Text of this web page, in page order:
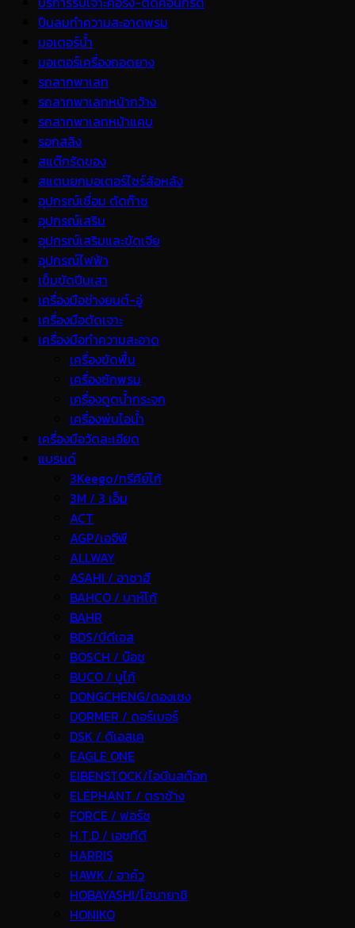
ปืนลมทำความสะอาดพรม
มอเตอร์น้ำ
มอเตอร์เครื่องถอดยาง
รถลากพาเลท
รถลากพาเลทหน้ากว้าง
รถลากพาเลทหน้าแคบ
รอกสลิง
สแต๊กรัดของ
สแตนยกมอเตอร์ไซร์ล้อหลัง
อุปกรณ์เชื่อม ตัดก๊าซ
อุปกรณ์เสริม
อุปกรณ์เสริมและขัดเจีย
อุปกรณ์ไฟฟ้า
เข็มขัดปีนเสา
เครื่องมือช่างยนต์-อู่
เครื่องมือตัดเจาะ
เครื่องมือทำความสะอาด
เครื่องขัดพื้น
เครื่องซักพรม
เครื่องดูดน้ำกระจก
เครื่องพ่นไอน้ำ
เครื่องมือวัดละเอียด
แบรนด์
3Keego/ทรีคีย์โก้
3M / 3 เอ็ม
ACT
AGP/เอจีพี
ALLWAY
ASAHI / อาซาฮี
BAHCO / บาห์โก้
BAHR
BDS/บีดีเอส
BOSCH / บ๊อช
BUCO / บูโก้
DONGCHENG/ดองเชง
DORMER / ดอร์เมอร์
DSK / ดีเอสเค
EAGLE ONE
EIBENSTOCK/ไอบีนสต๊อก
ELEPHANT / ตราช้าง
FORCE / ฟอร์ช
H.T.D / เอชทีดี
HARRIS
HAWK / ฮาค์ว
HOBAYASHI/โฮบายาชิ
HONIKO